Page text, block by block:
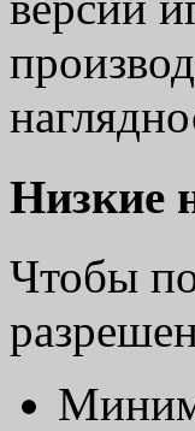
Низкие
Чтобы